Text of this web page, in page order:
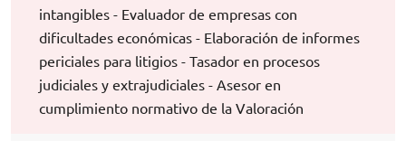
intangibles - Evaluador de empresas con
dificultades económicas - Elaboración de informes
periciales para litigios - Tasador en procesos
judiciales y extrajudiciales - Asesor en
cumplimiento normativo de la Valoración